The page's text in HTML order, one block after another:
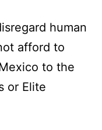
human
afford to
to the
or Elite